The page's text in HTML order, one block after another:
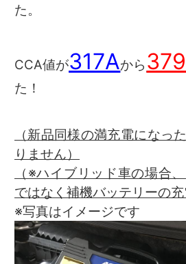
た。
CCA値が317Aから
た！
（新品同様の満充電になっ
りません）
（※ハイブリッド車の場合
ではなく補機バッテリーの充
※写真はイメージです